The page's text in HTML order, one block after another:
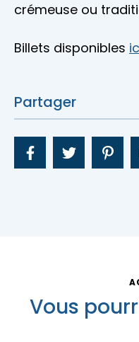
crémeuse ou
Billets disponibles
Partager
Vous